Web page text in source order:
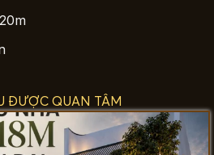
ĐƯỢC QUAN TÂM